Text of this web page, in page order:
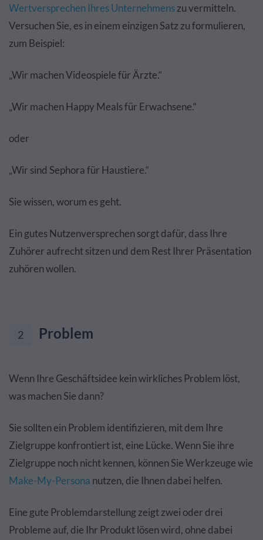
Wertversprechen Ihres Unternehmenszu vermitteln.
Versuchen Sie, es in einem einzigen Satz zu formulieren,
zum Beispiel:
„Wir machen Videospiele für Ärzte.“
„Wir machen Happy Meals für Erwachsene.“
oder
„Wir sind Sephora für Haustiere.“
Sie wissen, worum es geht.
Ein gutes Nutzenversprechen sorgt dafür, dass Ihre
Zuhörer aufrecht sitzen und dem Rest Ihrer Präsentation
zuhören wollen.
2 Problem
Wenn Ihre Geschäftsidee kein wirkliches Problem löst,
was machen Sie dann?
Sie sollten ein Problem identifizieren, mit dem Ihre
Zielgruppe konfrontiert ist, eine Lücke. Wenn Sie ihre
Zielgruppe noch nicht kennen, können Sie Werkzeuge wie
Make-My-Persona nutzen, die Ihnen dabei helfen.
Eine gute Problemdarstellung zeigt zwei oder drei
Probleme auf, die Ihr Produkt lösen wird, ohne dabei